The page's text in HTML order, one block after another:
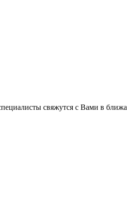
свяжутся с Вами в
на частибез